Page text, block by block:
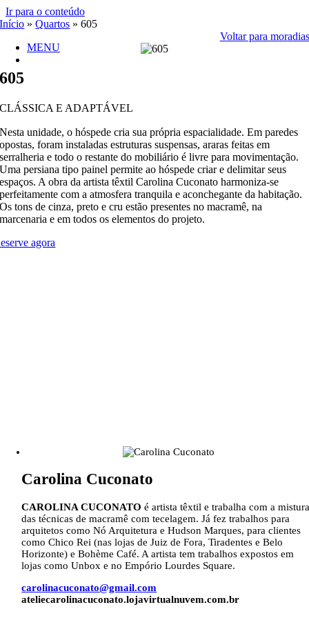
Ir para o conteúdo
MENU
Início »Quartos »605
Voltar para moradias
605
CLÁSSICA E ADAPTÁVEL
Nesta unidade, o hóspede cria sua própria espacialidade. Em paredes
opostas, foram instaladas estruturas suspensas, araras feitas em
serralheria e todo o restante do mobiliário é livre para movimentação.
Uma persiana tipo painel permite ao hóspede criar e delimitar seus
espaços. A obra da artista têxtil Carolina Cuconato harmoniza-se
perfeitamente com a atmosfera tranquila e aconchegante da habitação.
Os tons de cinza, preto e cru estão presentes no macramê, na
marcenaria e em todos os elementos do projeto.
agora
Carolina Cuconato
CAROLINA CUCONATO é artista têxtil e trabalha com a
das técnicas de macramê com tecelagem. Já fez trabalhos para
arquitetos como Nó Arquitetura e Hudson Marques, para clientes
como Chico Rei (nas lojas de Juiz de Fora, Tiradentes e Belo
Horizonte) e Bohème Café. A artista tem trabalhos expostos em
lojas como Unbox e no Empório Lourdes Square.
carolinacuconato@gmail.com
ateliecarolinacuconato.lojavirtualnuvem.com.br